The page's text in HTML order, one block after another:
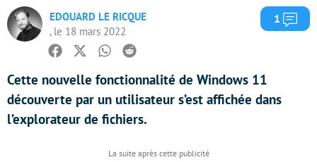
EDOUARD LE RICQUE
, le 18 mars 2022
1
Facebook
TwitterWhatsapp
Reddit
Cette nouvelle fonctionnalité de Windows 11
découverte par un utilisateur s’est affichée dans
l’explorateur de fichiers.